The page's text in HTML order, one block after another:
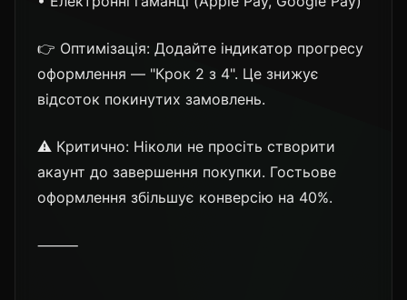
👉 Оптимізація: Додайте індикатор прогресу
оформлення — "Крок 2 з 4". Це знижує
відсоток покинутих замовлень.
⚠️ Критично: Ніколи не просіть створити
акаунт до завершення покупки. Гостьове
оформлення збільшує конверсію на 40%.
⸻